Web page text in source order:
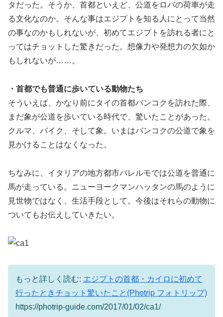
タだった。そうか、首都といえど、公道をロバの荷車が走
る文化なのか。そんな事はエジプトを知る人にとって当然
の事なのかもしれないが、初めてエジプトを訪れる者にと
ってはチョットした驚きだった。想像力や発想力の欠如か
もしれないが……。
・首都でも普通に歩いている動物たち
そういえば、かなり前にタイの首都バンコクを訪れた際、
まだ象が公道を歩いている時代で、驚いたことがあった。
クルマ、バイク、そして象。いまはバンコクの公道で象を
見かけることはなくなった。
ちなみに、イタリアの地方都市パレルモでは公道を普通に
馬が走っている。ニューヨークマンハッタンの馬のように
見世物ではなく、生活手段として。今後はそれらの動物に
ついてもお伝えしていきたい。
もっと詳しく読む: エジプトの首都・カイロに初めて
行ったときチョット驚いたこと(Photrip フォトリップ)
https://photrip-guide.com/2017/01/02/ca1/